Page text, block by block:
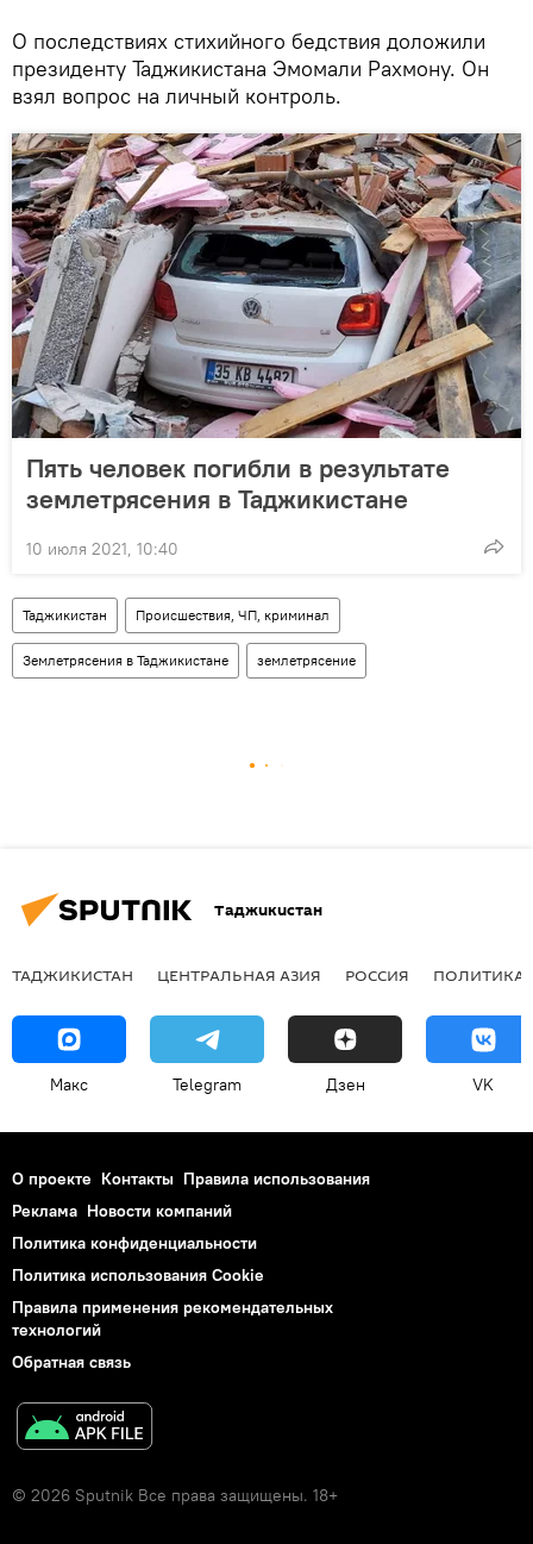
О последствиях стихийного бедствия доложили
президенту Таджикистана Эмомали Рахмону. Он
взял вопрос на личный контроль.
Пять человек погибли в результате
землетрясения в Таджикистане
10 июля 2021, 10:40
Таджикистан Происшествия, ЧП, криминал
Землетрясения в Таджикистане землетрясение
Таджикистан
ТАДЖИКИСТАН ЦЕНТРАЛЬНАЯ АЗИЯ РОССИЯ ПОЛИТИКА
Макс Telegram Дзен VK
О проекте Контакты Правила использования
Реклама Новости компаний
Политика конфиденциальности
Политика использования Cookie
Правила применения рекомендательных
технологий
Обратная связь
© 2026 Sputnik Все права защищены. 18+